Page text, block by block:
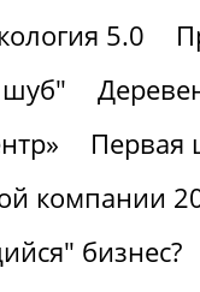
5.0
шуб"
Первая
компании
бизнес?